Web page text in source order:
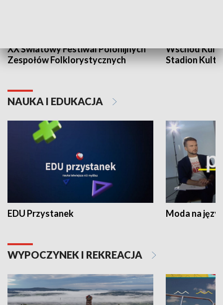
XX Światowy Festiwal Polonijnych
Zespołów Folklorystycznych
Wschód
Stadion
NAUKA I EDUKACJA
EDU Przystanek Moda na
WYPOCZYNEK I REKREACJA